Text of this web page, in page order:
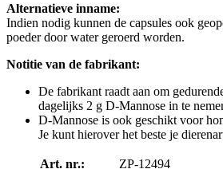
Alternatieve inname:
Indien nodig kunnen de capsules ook
poeder door water geroerd worden.
Notitie van de fabrikant:
De fabrikant raadt aan om
dagelijks 2 g D-Mannose in te
D-Mannose is ook geschikt voor
Je kunt hierover het beste je
Art. nr.:
ZP-12494